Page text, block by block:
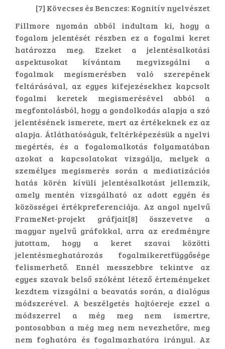
[7] Kövecses és Benczes: Kognitív nyelvészet
Fillmore nyomán abból indultam ki, hogy a
fogalom jelentését részben ez a fogalmi keret
határozza meg. Ezeket a jelentésalkotási
aspektusokat kívántam megvizsgálni a
fogalmak megismerésben való szerepének
feltárásával, az egyes kifejezésekhez kapcsolt
fogalmi keretek megismerésével abból a
megfontolásból, hogy a gondolkodás alapja a szó
jelentésének ismerete, mert az értékeknek ez az
alapja. Átláthatóságuk, feltérképezésük a nyelvi
megértés, és a fogalomalkotás folyamatában
azokat a kapcsolatokat vizsgálja, melyek a
személyes megismerés során a mediatizációs
hatás körén kívüli jelentésalkotást jellemzik,
amely mentén vizsgálható az adott egyén és
közösségei értékpreferenciája. Az angol nyelvű
FrameNet-projekt gráfjait[8] összevetve a
magyar nyelvű gráfokkal, arra az eredményre
jutottam, hogy a keret szavai közötti
jelentésmeghatározás fogalmikeretfüggősége
felismerhető. Ennél messzebbre tekintve az
egyes szavak belső szóként létező érteményeket
kezdtem vizsgálni a beavatás során, a dialógus
módszerével. A beszélgetés hajtóereje ezzel a
módszerrel a még meg nem ismertre,
pontosabban a még meg nem nevezhetőre, meg
nem foghatóra és fogalmazhatóra irányul. Az